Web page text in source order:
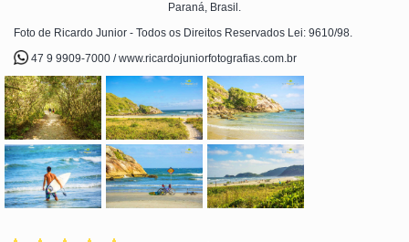
Paraná, Brasil.
Foto de Ricardo Junior - Todos os Direitos Reservados Lei: 9610/98.
47 9 9909-7000 / www.ricardojuniorfotografias.com.br